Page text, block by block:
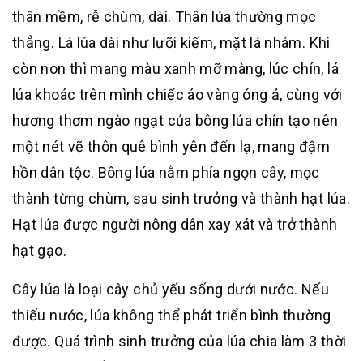
thân mềm, rễ chùm, dài. Thân lúa thường mọc
thẳng. Lá lúa dài như lưỡi kiếm, mặt lá nhám. Khi
còn non thì mang màu xanh mỡ màng, lúc chín, lá
lúa khoác trên mình chiếc áo vàng óng ả, cùng với
hương thơm ngào ngạt của bông lúa chín tạo nên
một nét vẽ thôn quê bình yên đến lạ, mang đậm
hồn dân tộc. Bông lúa nằm phía ngọn cây, mọc
thành từng chùm, sau sinh trưởng và thành hạt lúa.
Hạt lúa được người nông dân xay xát và trở thành
hạt gạo.
Cây lúa là loại cây chủ yếu sống dưới nước. Nếu
thiếu nước, lúa không thể phát triển bình thường
được. Quá trình sinh trưởng của lúa chia làm 3 thời